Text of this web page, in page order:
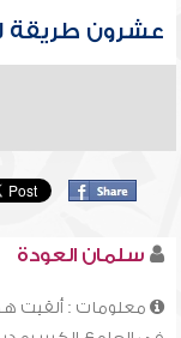
عشرون طريقة
سلمان العودة